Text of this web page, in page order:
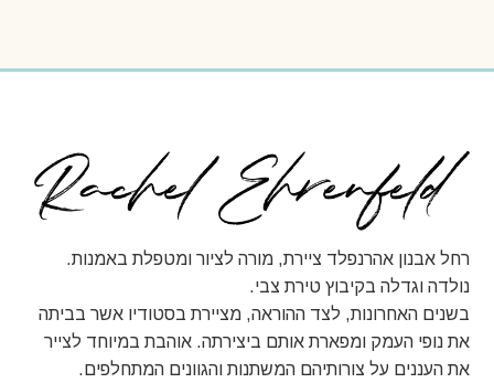
רחל אבנון אהרנפלד ציירת, מורה לציור ומטפלת באמנות.
נולדה וגדלה בקיבוץ טירת צבי.
בשנים האחרונות, לצד ההוראה, מציירת בסטודיו אשר בביתה
את נופי העמק ומפארת אותם ביצירתה. אוהבת במיוחד לצייר
את העננים על צורותיהם המשתנות והגוונים המתחלפים.